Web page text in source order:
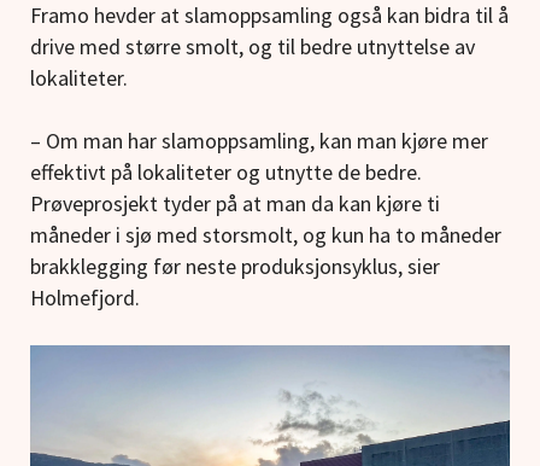
Framo hevder at slamoppsamling også kan bidra til å
drive med større smolt, og til bedre utnyttelse av
lokaliteter.
– Om man har slamoppsamling, kan man kjøre mer
effektivt på lokaliteter og utnytte de bedre.
Prøveprosjekt tyder på at man da kan kjøre ti
måneder i sjø med storsmolt, og kun ha to måneder
brakklegging før neste produksjonsyklus, sier
Holmefjord.